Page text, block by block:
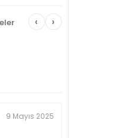
‹ ›
9 Mayıs 2025